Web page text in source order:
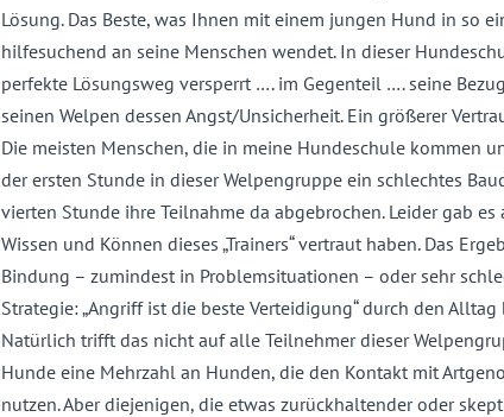
Lösung. Das Beste, was Ihnen mit einem jungen Hund in so
hilfesuchend an seine Menschen wendet. In dieser
perfekte Lösungsweg versperrt …. im Gegenteil …. seine
seinen Welpen dessen Angst/Unsicherheit. Ein größerer
Die meisten Menschen, die in meine Hundeschule kommen
der ersten Stunde in dieser Welpengruppe ein schlechtes
vierten Stunde ihre Teilnahme da abgebrochen. Leider gab
Wissen und Können dieses „Trainers“ vertraut haben. Das
Bindung – zumindest in Problemsituationen – oder sehr
Strategie: „Angriff ist die beste Verteidigung“ durch den Alltag
Natürlich trifft das nicht auf alle Teilnehmer dieser
Hunde eine Mehrzahl an Hunden, die den Kontakt mit
nutzen. Aber diejenigen, die etwas zurückhaltender oder